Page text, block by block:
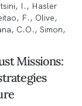
I., Hasler
F., Olive,
C.O., Simon,
Missions: